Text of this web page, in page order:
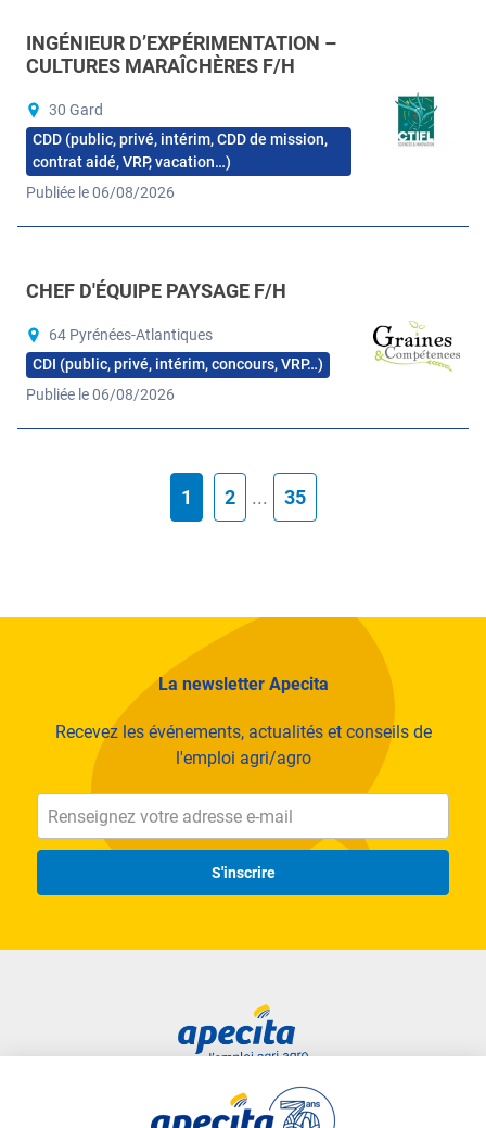
INGÉNIEUR D’EXPÉRIMENTATION –
CULTURES MARAÎCHÈRES F/H
30 Gard
CDD (public, privé, intérim, CDD de mission,
contrat aidé, VRP, vacation…)
Publiée le 06/08/2026
CHEF D'ÉQUIPE PAYSAGE F/H
64 Pyrénées-Atlantiques
CDI (public, privé, intérim, concours, VRP…)
Publiée le 06/08/2026
1 2 ... 35
La newsletter Apecita
Recevez les événements, actualités et conseils de
l'emploi agri/agro
S'inscrire